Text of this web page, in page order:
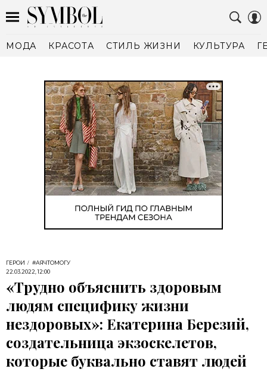
МОДА КРАСОТА СТИЛЬ ЖИЗНИ КУЛЬТУРА
ГЕРОИ
#АЯЧТОМОГУ
22.03.2022, 12:00
«Трудно объяснить здоровым
людям специфику жизни
нездоровых»: Екатерина Березий,
создательница экзоскелетов,
которые буквально ставят людей